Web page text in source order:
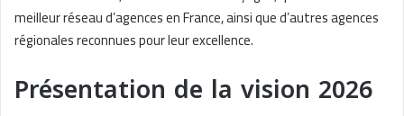
meilleur réseau d’agences en France, ainsi que d’autres agences
régionales reconnues pour leur excellence.
Présentation de la vision 2026